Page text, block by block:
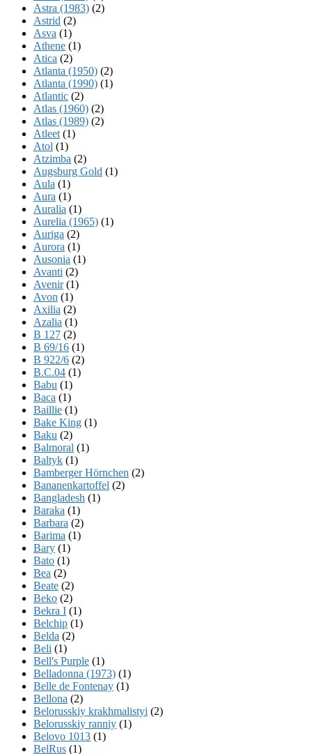
Astra (1983) (2)
Astrid (2)
Asva (1)
Athene (1)
Atica (2)
Atlanta (1950) (2)
Atlanta (1990) (1)
Atlantic (2)
Atlas (1960) (2)
Atlas (1989) (2)
Atleet (1)
Atol (1)
Atzimba (2)
Augsburg Gold (1)
Aula (1)
Aura (1)
Auralia (1)
Aurelia (1965) (1)
Auriga (2)
Aurora (1)
Ausonia (1)
Avanti (2)
Avenir(1)
Avon (1)
Axilia (2)
Azalia (1)
B 127 (2)
B 69/16 (1)
B 922/6 (2)
B.C.04 (1)
Babu (1)
Baca (1)
Baillie (1)
Bake King (1)
Baku (2)
Balmoral (1)
Baltyk (1)
Bamberger Hörnchen (2)
Bananenkartoffel (2)
Bangladesh (1)
Baraka (1)
Barbara (2)
Barima (1)
Bary (1)
Bato (1)
Bea (2)
Beate (2)
Beko (2)
Bekra I (1)
Belchip (1)
Belda (2)
Beli (1)
Bell's Purple (1)
Belladonna (1973) (1)
Belle de Fontenay (1)
Bellona (2)
Belorusskiy krakhmalistyi (2)
Belorusskiy ranniy (1)
Belovo 1013 (1)
BelRus (1)